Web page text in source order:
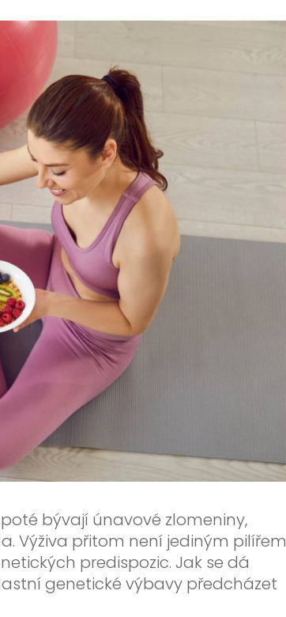
bývají únavové zlomeniny,
Výživa přitom není jediným pilířem
predispozic. Jak se dá
genetické výbavy předcházet